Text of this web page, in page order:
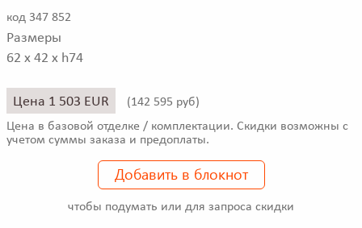
код 347 852
Размеры
62 x 42 x h74
Цена 1 503 EUR (142 595 руб)
Цена в базовой отделке / комплектации. Скидки возможны с
учетом суммы заказа и предоплаты.
Добавить в блокнот
чтобы подумать или для запроса скидки